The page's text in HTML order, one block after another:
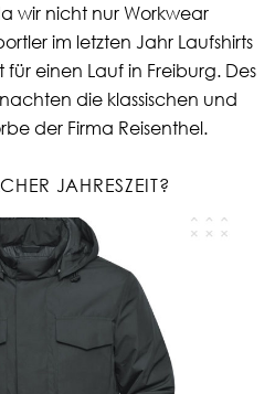
wir nicht nur Workwear
im letzten Jahr Laufshirts
einen Lauf in Freiburg. Des
die klassischen und
der Firma Reisenthel.
JAHRESZEIT?